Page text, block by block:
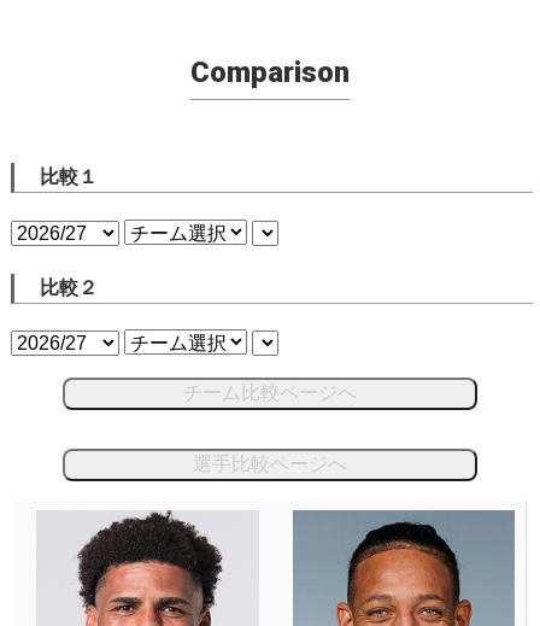
Comparison
比較１
比較２
チーム比較ページへ
選手比較ページへ